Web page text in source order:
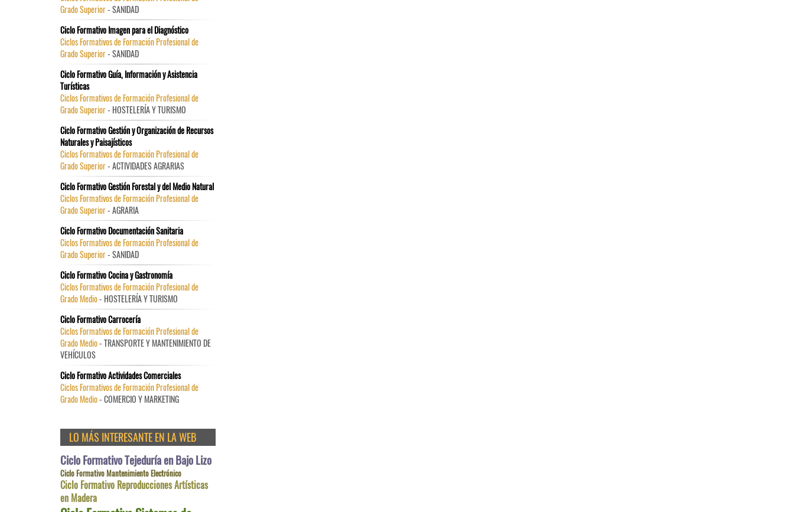
Grado Superior- SANIDAD
Ciclo Formativo Imagen para el Diagnóstico
Ciclos Formativos de Formación Profesional de
Grado Superior- SANIDAD
Ciclo Formativo Guía, Información y Asistencia
Turísticas
Ciclos Formativos de Formación Profesional de
Grado Superior- HOSTELERÍA Y TURISMO
Ciclo Formativo Gestión y Organización de Recursos
Naturales y Paisajísticos
Ciclos Formativos de Formación Profesional de
Grado Superior- ACTIVIDADES AGRARIAS
Ciclo Formativo Gestión Forestal y del Medio Natural
Ciclos Formativos de Formación Profesional de
Grado Superior- AGRARIA
Ciclo Formativo Documentación Sanitaria
Ciclos Formativos de Formación Profesional de
Grado Superior- SANIDAD
Ciclo Formativo Cocina y Gastronomía
Ciclos Formativos de Formación Profesional de
Grado Medio- HOSTELERÍA Y TURISMO
Ciclo Formativo Carrocería
Ciclos Formativos de Formación Profesional de
Grado Medio- TRANSPORTE Y MANTENIMIENTO DE
VEHÍCULOS
Ciclo Formativo Actividades Comerciales
Ciclos Formativos de Formación Profesional de
Grado Medio- COMERCIO Y MARKETING
LO MÁS INTERESANTE EN LA WEB
Ciclo Formativo Tejeduría en Bajo Lizo
Ciclo Formativo Mantenimiento Electrónico
Ciclo Formativo Reproducciones Artísticas
en Madera